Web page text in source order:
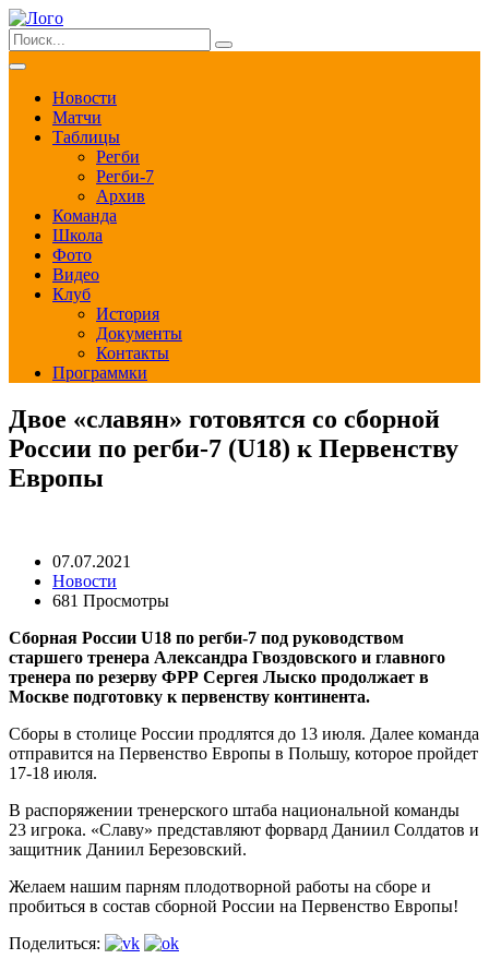
Новости
Матчи
Таблицы
Регби
Регби-7
Архив
Команда
Школа
Фото
Видео
Клуб
История
Документы
Контакты
Программки
Двое «славян» готовятся со сборной
России по регби-7 (U18) к Первенству
Европы
07.07.2021
Новости
681 Просмотры
Сборная России U18 по регби-7 под руководством
старшего тренера Александра Гвоздовского и главного
тренера по резерву ФРР Сергея Лыско продолжает в
Москве подготовку к первенству континента.
Сборы в столице России продлятся до 13 июля. Далее команда
отправится на Первенство Европы в Польшу, которое пройдет
17-18 июля.
В распоряжении тренерского штаба национальной команды
23 игрока. «Славу» представляют форвард Даниил Солдатов и
защитник Даниил Березовский.
Желаем нашим парням плодотворной работы на сборе и
пробиться в состав сборной России на Первенство Европы!
Поделиться: